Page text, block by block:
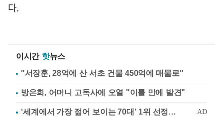
다.
이시간 핫뉴스
"서장훈, 28억에 산 서초 건물 450억에 매물로"
방은희, 어머니 고독사에 오열 "이틀 만에 발견"